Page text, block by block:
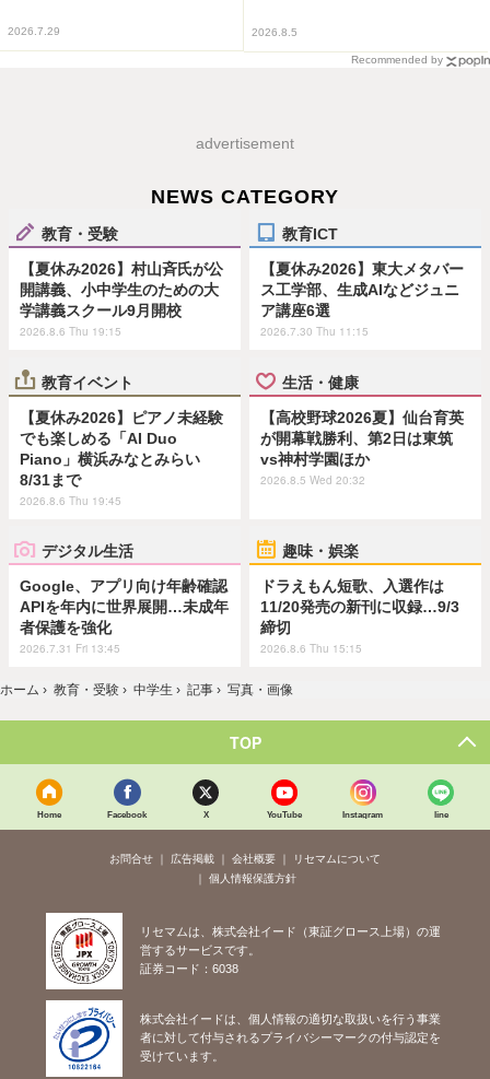
2026.7.29 2026.8.5
Recommended by
advertisement
NEWS CATEGORY
教育・受験
【夏休み2026】村山斉氏が公
開講義、小中学生のための大
学講義スクール9月開校
2026.8.6 Thu 19:15
教育ICT
【夏休み2026】東大メタバー
ス工学部、生成AIなどジュニ
ア講座6選
2026.7.30 Thu 11:15
教育イベント
【夏休み2026】ピアノ未経験
でも楽しめる「AI Duo
Piano」横浜みなとみらい
8/31まで
2026.8.6 Thu 19:45
生活・健康
【高校野球2026夏】仙台育英
が開幕戦勝利、第2日は東筑
vs神村学園ほか
2026.8.5 Wed 20:32
デジタル生活
Google、アプリ向け年齢確認
APIを年内に世界展開…未成年
者保護を強化
2026.7.31 Fri 13:45
趣味・娯楽
ドラえもん短歌、入選作は
11/20発売の新刊に収録…9/3
締切
2026.8.6 Thu 15:15
ホーム › 教育・受験 › 中学生 › 記事 › 写真・画像
TOP
Home Facebook X YouTube Instagram line
お問合せ 広告掲載 会社概要
リセマムについて
個人情報保護方針
リセマムは、株式会社イード（東証グロース上場）の運
営するサービスです。
証券コード：6038
株式会社イードは、個人情報の適切な取扱いを行う事業
者に対して付与されるプライバシーマークの付与認定を
受けています。